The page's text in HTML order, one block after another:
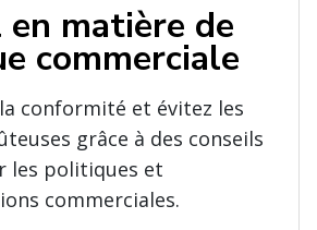
en matière de
commerciale
conformité et évitez les
grâce à des conseils
les politiques et
commerciales.